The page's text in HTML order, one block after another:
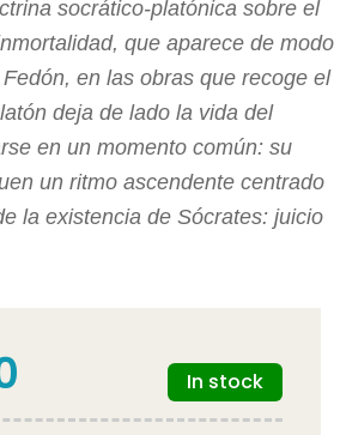
socrático-platónica sobre el
que aparece de modo
en las obras que recoge el
deja de lado la vida del
en un momento común: su
un ritmo ascendente centrado
la existencia de Sócrates: juicio
In stock